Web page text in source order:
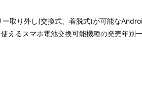
ー取り外し(交換式、着脱式)が可能な
えるスマホ電池交換可能機種の発売年別